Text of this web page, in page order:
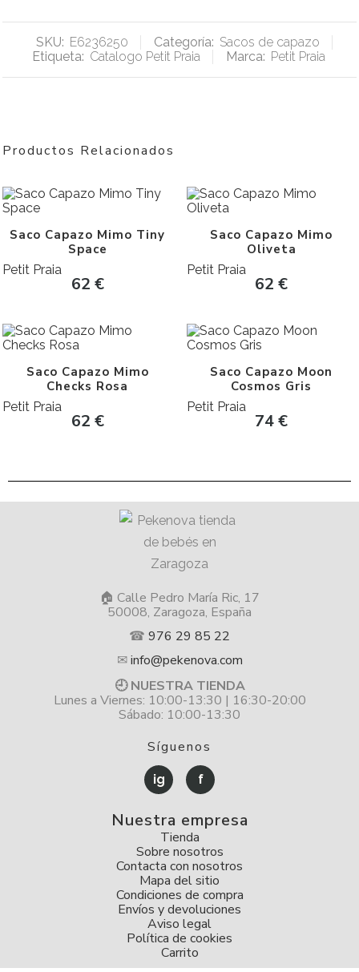
SKU: E6236250 Categoría: Sacos de capazo
Etiqueta: Catalogo Petit Praia Marca: Petit Praia
Productos Relacionados
Saco Capazo Mimo Tiny
Space
Petit Praia
62 €
Saco Capazo Mimo
Oliveta
Petit Praia
62€
Saco Capazo Mimo
Checks Rosa
Petit Praia
62 €
Saco Capazo Moon
Cosmos Gris
Petit Praia
74€
🏠 Calle Pedro María Ric, 17
50008, Zaragoza, España
☎ 976 29 85 22
✉info@pekenova.com
🕘 NUESTRA TIENDA
Lunes a Viernes: 10:00-13:30 | 16:30-20:00
Sábado: 10:00-13:30
Síguenos
ig f
Nuestra empresa
Tienda
Sobre nosotros
Contacta con nosotros
Mapa del sitio
Condiciones de compra
Envíos y devoluciones
Aviso legal
Política de cookies
Carrito